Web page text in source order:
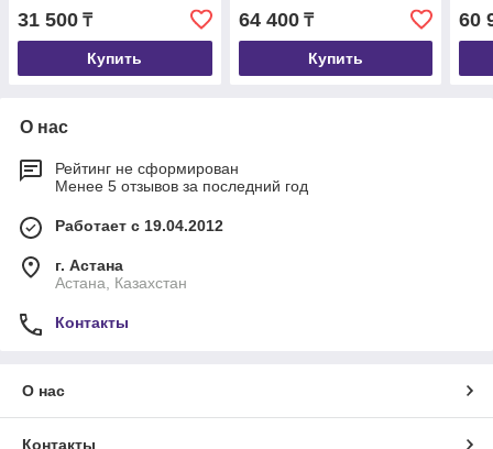
31 500 ₸
Купить
64 400₸
Купить
60
О нас
Рейтинг не сформирован
Менее 5 отзывов за последний год
Работает с 19.04.2012
г. Астана
Астана, Казахстан
Контакты
О нас
Контакты